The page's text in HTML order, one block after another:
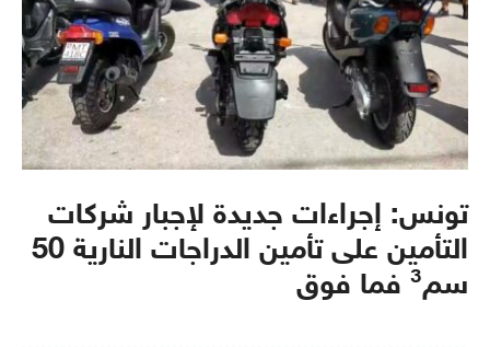
تونس: إجراءات جديدة لإجبار شركات
التأمين على تأمين الدراجات النارية 50
سم³ فما فوق